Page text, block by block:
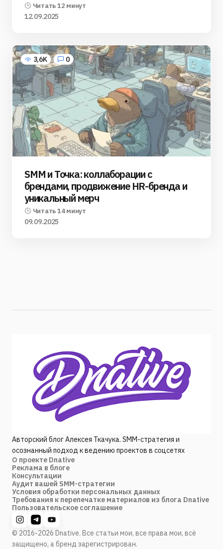
Читать 12 минут
12.09.2025
3,6K 0
SMM и Точка: коллаборации с
брендами, продвижение HR-бренда и
уникальный мерч
Читать 14 минут
09.09.2025
Авторский блог Алексея Ткачука. SMM-стратегия и
осознанный подход к ведению проектов в соцсетях
О проекте Dnative
Реклама в блоге
Консультации
Аудит вашей SMM-стратегии
Условия обработки персональных данных
Требования к перепечатке материалов из блога Dnative
Пользовательское соглашение
© 2016-2026 Dnative. Все статьи мои, все права мои, всё
защищено, а бренд зарегистрирован.